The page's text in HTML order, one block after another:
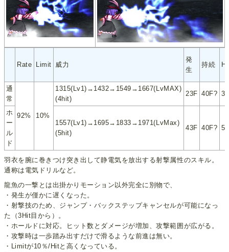
Rate Limit 威力
発
生
持続
通
常
92% 10%
1315(Lv1)→1432→1549→1667(LvMAX)
(4hit)
23F 40F?
ホ
ー
ル
ド
1557(Lv1)→1695→1833→1971(LvMax)
(5hit)
43F 40F?
羽衣を腕に巻きつけ突き出して静電気を放出する射撃属性のスキル。
通称は電気ドリルなど。
龍魚の一撃とは出掛かりモーション以外完全に別物で、
・発生が僅かに遅くなった。
・射撃技のため、ジャンプ・バックステップキャンセルが可能になっ
た（3Hit目から）。
・ホールドに対応。ヒット数とダメージが増加、攻撃範囲が広がる。
・攻撃時は一歩踏み出すだけで滑るような前進は無い。
・Limitが10％/Hitと高くなっている。